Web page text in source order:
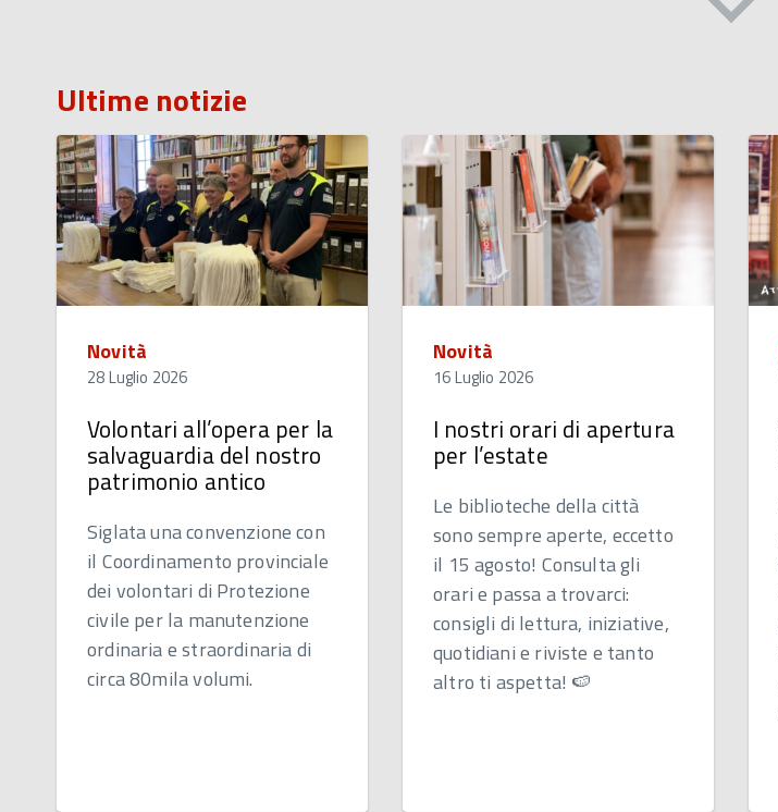
Ultime notizie
Novità
28 Luglio 2026
Volontari all’opera per la
salvaguardia del nostro
patrimonio antico
Siglata una convenzione con
il Coordinamento provinciale
dei volontari di Protezione
civile per la manutenzione
ordinaria e straordinaria di
circa 80mila volumi.
Novità
16 Luglio 2026
I nostri orari di apertura
per l’estate
Le biblioteche della città
sono sempre aperte, eccetto
il 15 agosto! Consulta gli
orari e passa a trovarci:
consigli di lettura, iniziative,
quotidiani e riviste e tanto
altro ti aspetta! 🍉​